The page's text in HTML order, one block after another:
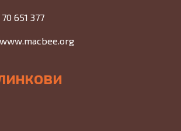
651 377